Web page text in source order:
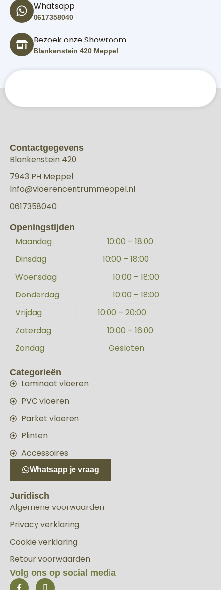
Whatsapp
0617358040
Bezoek onze Showroom
Blankenstein 420 Meppel
Contactgegevens
Blankenstein 420
7943 PH Meppel
Info@vloerencentrummeppel.nl
0617358040
Openingstijden
Maandag
10:00 – 18:00
Dinsdag
10:00 – 18:00
Woensdag
10:00 – 18:00
Donderdag
10:00 – 18:00
Vrijdag
10:00 – 20:00
Zaterdag
10:00 – 16:00
Zondag
Gesloten
Categorieën
Laminaat vloeren
PVC vloeren
Parket vloeren
Plinten
Accessoires
Whatsapp je vraag
Juridisch
Algemene voorwaarden
Privacy verklaring
Cookie verklaring
Retour voorwaarden
Volg ons op social media